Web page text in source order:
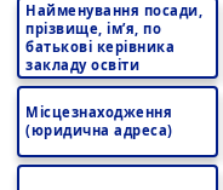
Найменування посади,
прізвище, ім’я, по
батькові керівника
закладу освіти
Місцезнаходження
(юридична адреса)